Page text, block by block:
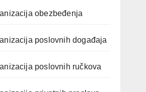
obezbeđenja
poslovnih događaja
poslovnih ručkova